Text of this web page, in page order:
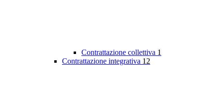
Contrattazione collettiva 1
Contrattazione integrativa 12